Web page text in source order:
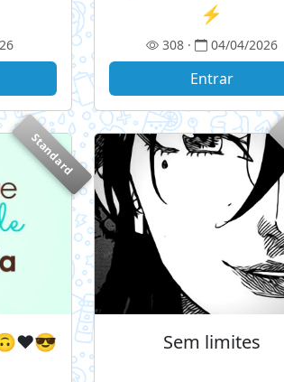
⚡
308 · 04/04/2026
Entrar
Standard
🙃❤️😎 Sem limites